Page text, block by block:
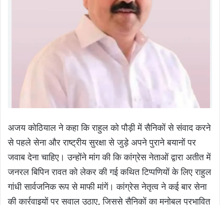
अजय कोठियाल ने कहा कि राहुल को पौड़ी में सैनिकों से संवाद करने
से पहले सेना और राष्ट्रीय सुरक्षा से जुड़े अपने पुराने बयानों पर
जवाब देना चाहिए। उन्होंने मांग की कि कांग्रेस नेताओं द्वारा अतीत में
जनरल बिपिन रावत को लेकर की गई कथित टिप्पणियों के लिए राहुल
गांधी सार्वजनिक रूप से माफी मांगें। कांग्रेस नेतृत्व ने कई बार सेना
की कार्रवाइयों पर सवाल उठाए, जिससे सैनिकों का मनोबल प्रभावित